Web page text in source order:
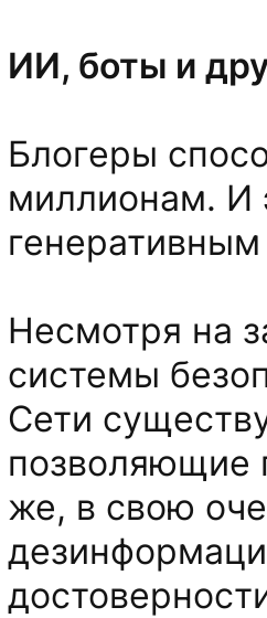
ИИ, боты и
Блогеры
миллионам. И
Несмотря на
системы
Сети
позволяющие
же, в свою